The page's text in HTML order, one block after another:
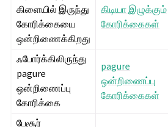
கிளையில் இருந்து
கோரிக்கையை
ஒன்றிணைக்கிறது
கிடியா இழுக்கும்
கோரிக்கைகள்
ஃபோர்க்கிலிருந்து
pagure
ஒன்றிணைப்பு
கோரிக்கை
pagure
ஒன்றிணைப்பு
கோரிக்கைகள்
பேசூர்